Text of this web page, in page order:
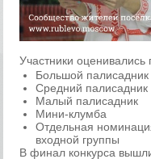
Участники
Большой
Средний
Малый палисадник
Мини-клумба
Отдельная
входной группы
В финал конкурса